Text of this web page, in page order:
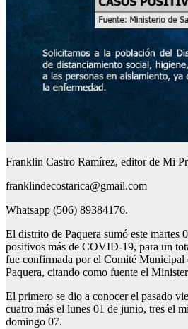
Franklin Castro Ramírez, editor de Mi
franklindecostarica@gmail.com
Whatsapp (506) 89384176.
El distrito de Paquera sumó este martes
positivos más de COVID-19, para un
fue confirmada por el Comité Municipal
Paquera, citando como fuente el
El primero se dio a conocer el pasado
cuatro más el lunes 01 de junio, tres el
domingo 07.